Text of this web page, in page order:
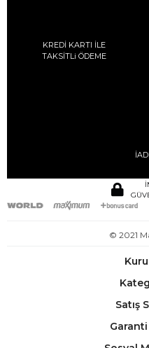
KREDİ KARTI İLE
TAKSİTLi ÖDEME
© 2021
Satış